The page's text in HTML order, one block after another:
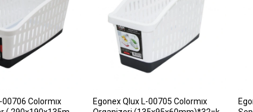
00706 Colormıx
Egonex Qlux L-00705 Colormıx